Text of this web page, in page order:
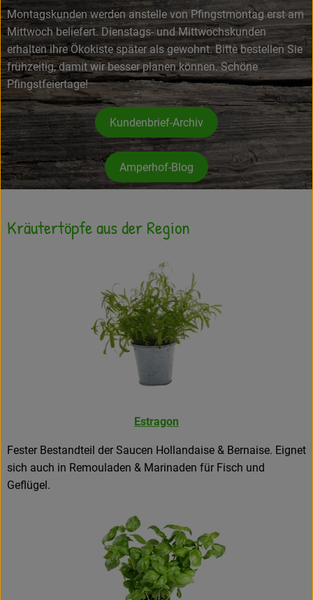
Frisches
Angebote
Haltbares
Getränke
Naturkosmetik
Drogerie
Gratis Ökokiste im Wert von 25 Euro
Amperhof-Blog
Montagskunden werden anstelle von Pfingstmontag erst am
Mittwoch beliefert. Dienstags- und Mittwochskunden
erhalten ihre Ökokiste später als gewohnt. Bitte bestellen Sie
frühzeitig, damit wir besser planen können. Schöne
Pfingstfeiertage!
Kundenbrief-Archiv
Amperhof-Blog
Kräutertöpfe aus der Region
Estragon
Fester Bestandteil der Saucen Hollandaise & Bernaise. Eignet
sich auch in Remouladen & Marinaden für Fisch und
Geflügel.